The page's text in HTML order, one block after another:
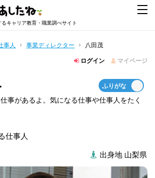
キャリア教育・職業調べサイト
事人 事業ディレクター 八田茂
ログイン マイページ
事があるよ。気になる仕事や仕事人をたく
仕事人
出身地 山梨県